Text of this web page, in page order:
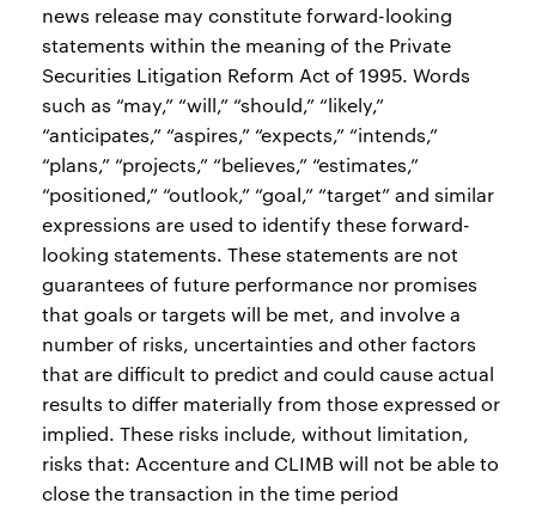
news release may constitute forward-looking
statements within the meaning of the Private
Securities Litigation Reform Act of 1995. Words
such as “may,” “will,” “should,” “likely,”
“anticipates,” “aspires,” “expects,” “intends,”
“plans,” “projects,” “believes,” “estimates,”
“positioned,” “outlook,” “goal,” “target” and similar
expressions are used to identify these forward-
looking statements. These statements are not
guarantees of future performance nor promises
that goals or targets will be met, and involve a
number of risks, uncertainties and other factors
that are difficult to predict and could cause actual
results to differ materially from those expressed or
implied. These risks include, without limitation,
risks that: Accenture and CLIMB will not be able to
close the transaction in the time period